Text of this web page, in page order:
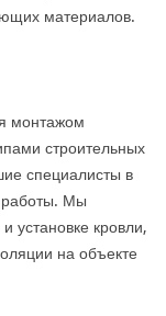
материалов.
монтажом
строительных
специалисты в
работы. Мы
установке кровли,
на объекте